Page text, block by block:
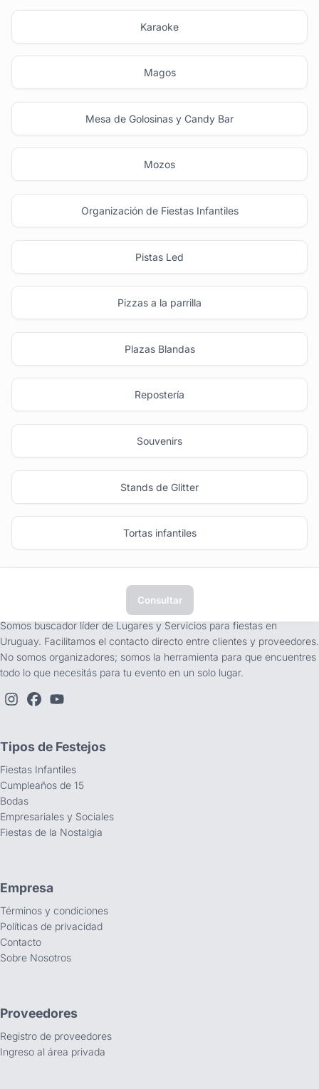
Karaoke
Magos
Mesa de Golosinas y Candy Bar
Mozos
Organización de Fiestas Infantiles
Pistas Led
Pizzas a la parrilla
Plazas Blandas
Repostería
Souvenirs
Stands de Glitter
Tortas infantiles
Consultar
Somos buscador líder de Lugares y Servicios para fiestas en
Uruguay. Facilitamos el contacto directo entre clientes y proveedores.
No somos organizadores; somos la herramienta para que encuentres
todo lo que necesitás para tu evento en un solo lugar.
Tipos de Festejos
Fiestas Infantiles
Cumpleaños de 15
Bodas
Empresariales y Sociales
Fiestas de la Nostalgia
Empresa
Términos y condiciones
Políticas de privacidad
Contacto
Sobre Nosotros
Proveedores
Registro de proveedores
Ingreso al área privada